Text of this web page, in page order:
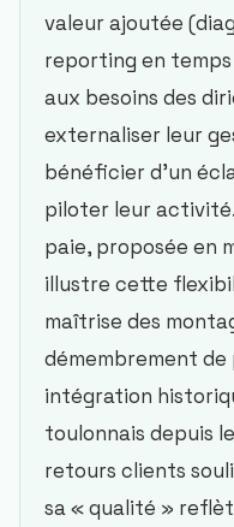
valeur ajoutée
reporting en
aux besoins des
externaliser leur
bénéficier d’un
piloter leur
paie, proposée en
illustre cette
maîtrise des
démembrement
intégration
toulonnais depuis
retours clients
sa « qualité »